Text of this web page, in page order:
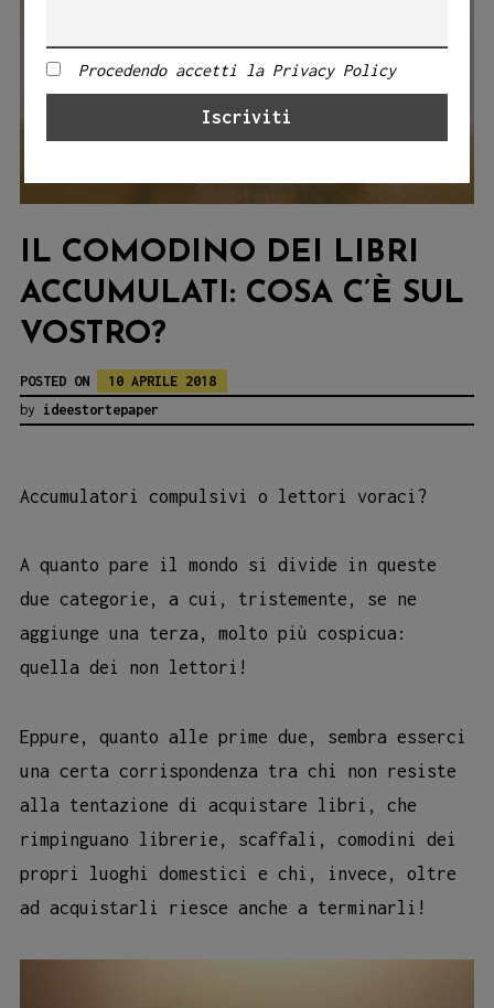
IL COMODINO DEI LIBRI
ACCUMULATI: COSA C’È SUL
VOSTRO?
POSTED ON
10 APRILE 2018
by ideestortepaper
Accumulatori compulsivi o lettori voraci?
A quanto pare il mondo si divide in queste
due categorie, a cui, tristemente, se ne
aggiunge una terza, molto più cospicua:
quella dei non lettori!
Eppure, quanto alle prime due, sembra esserci
una certa corrispondenza tra chi non resiste
alla tentazione di acquistare libri, che
rimpinguano librerie, scaffali, comodini dei
propri luoghi domestici e chi, invece, oltre
ad acquistarli riesce anche a terminarli!
Procedendo accetti la Privacy Policy